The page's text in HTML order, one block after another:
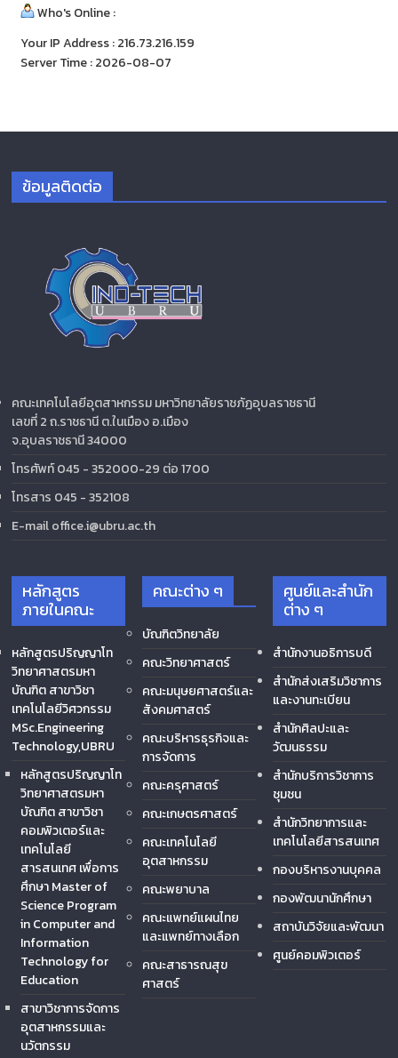
Who's Online :
Your IP Address : 216.73.216.159
Server Time : 2026-08-07
ข้อมูลติดต่อ
คณะเทคโนโลยีอุตสาหกรรม มหาวิทยาลัยราชภัฏอุบลราชธานี
เลขที่ 2 ถ.ราชธานี ต.ในเมือง อ.เมือง
จ.อุบลราชธานี 34000
โทรศัพท์ 045 - 352000-29 ต่อ 1700
โทรสาร 045 - 352108
E-mail office.i@ubru.ac.th
หลักสูตร
ภายในคณะ
หลักสูตรปริญญาโท
วิทยาศาสตรมหา
บัณฑิต สาขาวิชา
เทคโนโลยีวิศวกรรม
MSc.Engineering
Technology,UBRU
หลักสูตรปริญญาโท
วิทยาศาสตรมหา
บัณฑิต สาขาวิชา
คอมพิวเตอร์และ
เทคโนโลยี
สารสนเทศ เพื่อการ
ศึกษา Master of
Science Program
in Computer and
Information
Technology for
Education
สาขาวิชาการจัดการ
อุตสาหกรรมและ
นวัตกรรม
คณะต่าง ๆ
บัณฑิตวิทยาลัย
คณะวิทยาศาสตร์
คณะมนุษยศาสตร์และ
สังคมศาสตร์
คณะบริหารธุรกิจและ
การจัดการ
คณะครุศาสตร์
คณะเกษตรศาสตร์
คณะเทคโนโลยี
อุตสาหกรรม
คณะพยาบาล
คณะแพทย์แผนไทย
และแพทย์ทางเลือก
คณะสาธารณสุข
ศาสตร์
ศูนย์และสำนัก
ต่าง ๆ
สำนักงานอธิการบดี
สำนักส่งเสริมวิชาการ
และงานทะเบียน
สำนักศิลปะและ
วัฒนธรรม
สำนักบริการวิชาการ
ชุมชน
สำนักวิทยาการและ
เทคโนโลยีสารสนเทศ
กองบริหารงานบุคคล
กองพัฒนานักศึกษา
สถาบันวิจัยและพัฒนา
ศูนย์คอมพิวเตอร์